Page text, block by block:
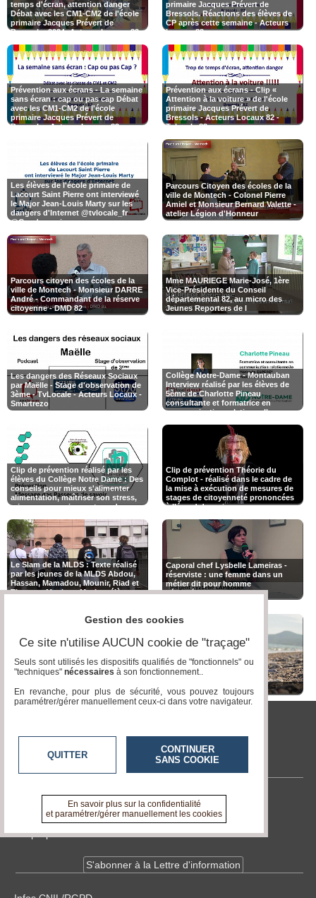
temps d'écran, attention danger
Débat avec les CM1-CM2 de l'école
primaire Jacques Prévert de
Bressols- 2024- Acteurs Locaux 82 -
primaire Jacques Prévert de
Bressols. Réactions des élèves de
CP après cette semaine - Acteurs
Locaux 82
Prévention aux écrans - La semaine
sans écran : cap ou pas cap Débat
avec les CM1-CM2 de l'école
primaire Jacques Prévert de
Bressols - Acteurs Locaux 82 -
Prévention aux écrans - Clip «
Attention à la voiture » de l'école
primaire Jacques Prévert de
Bressols - Acteurs Locaux 82 -
Tvlocale 82
Les élèves de l'école primaire de
Lacourt Saint Pierre ont interviewé
le Major Jean-Louis Marty sur les
dangers d'Internet @tvlocale_fr
@Gendarmerie
Parcours Citoyen des écoles de la
ville de Montech - Colonel Pierre
Amiel et Monsieur Bernard Valette -
atelier Légion d'Honneur
Parcours citoyen des écoles de la
ville de Montech - Monsieur DARRE
André - Commandant de la réserve
citoyenne - DMD 82
Mme MAURIEGE Marie-José, 1ère
Vice-Présidente du Conseil
départemental 82, au micro des
Jeunes Reporters de l
Les dangers des Réseaux Sociaux
par Maëlle - Stage d'observation de
3ème - TvLocale - Acteurs Locaux -
Smartrezo
Collège Notre-Dame - Montauban
Interview réalisé par les élèves de
5ème de Charlotte Pineau
consultante et formatrice en
communication relationnelle,
Clip de prévention réalisé par les
élèves du Collège Notre Dame : Des
conseils pour mieux s'alimenter
alimentation, maîtriser son stress,
mieux communiquer et sur dangers
Clip de prévention Théorie du
Complot - réalisé dans le cadre de
la mise à exécution de mesures de
stages de citoyenneté prononcées
à l’égard des mineurs.
Le Slam de la MLDS : Texte réalisé
par les jeunes de la MLDS Abdou,
Hassan, Mamadou, Mounir, Riad et
Thamer - Musique Maxime élève au
@smartrezo @assotvlocale
Caporal chef Lysbelle Lameiras -
réserviste : une femme dans un
métier dit pour homme
#égalitéHommeFemme
Les inégalités homme et femme en
2021
La pollution des océans
Trop de prévention, tue la
le cadre de l'atelier Education aux
Montauban - 82. #Racisme
#Citoyenneté #ThéorieDuComplot
Isabelle et ses jeunes
extraordinaires : fiction
sélectionnée au concours je filme le
collège Jean de Prades de
Castelsarrasin visitent Saint Jean
Education aux Médias et à
l'Information
Contactez-nous
En savoir +
A propos de tvlocale.fr
S'abonner à la Lettre d'information
Gestion des cookies
Ce site n'utilise AUCUN cookie de "traçage"
Seuls sont utilisés les dispositifs qualifiés de "fonctionnels" ou
"techniques" nécessaires à son fonctionnement..
En revanche, pour plus de sécurité, vous pouvez toujours
paramétrer/gérer manuellement ceux-ci dans votre navigateur.
QUITTER
CONTINUER
SANS COOKIE
En savoir plus sur la confidentialité
et paramétrer/gérer manuellement les cookies